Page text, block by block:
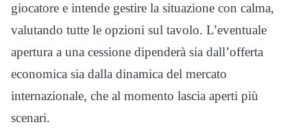
giocatore e intende gestire la situazione con calma,
valutando tutte le opzioni sul tavolo. L’eventuale
apertura a una cessione dipenderà sia dall’offerta
economica sia dalla dinamica del mercato
internazionale, che al momento lascia aperti più
scenari.